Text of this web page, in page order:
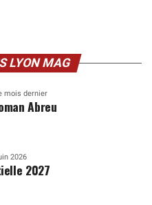
LYON MAG
mois dernier
Abreu
2026
2027